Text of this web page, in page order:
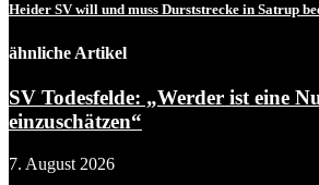
Heider SV will und muss Durststrecke in Satrup
ähnliche Artikel
SV Todesfelde: „Werder ist eine
einzuschätzen“
7. August 2026